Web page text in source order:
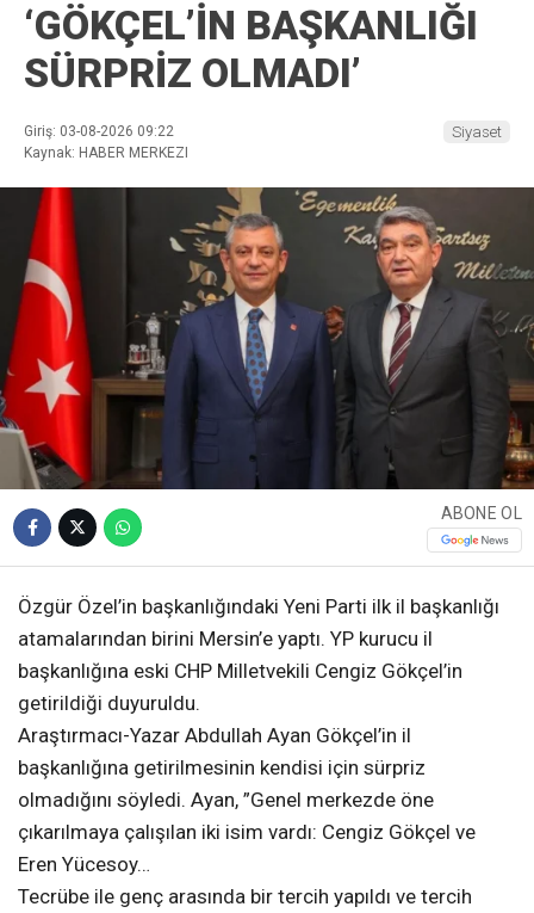
‘GÖKÇEL’İN BAŞKANLIĞI
SÜRPRİZ OLMADI’
Giriş: 03-08-2026 09:22
Kaynak: HABER MERKEZI
Siyaset
ABONE OL
Özgür Özel’in başkanlığındaki Yeni Parti ilk il başkanlığı
atamalarından birini Mersin’e yaptı. YP kurucu il
başkanlığına eski CHP Milletvekili Cengiz Gökçel’in
getirildiği duyuruldu.
Araştırmacı-Yazar Abdullah Ayan Gökçel’in il
başkanlığına getirilmesinin kendisi için sürpriz
olmadığını söyledi. Ayan, ”Genel merkezde öne
çıkarılmaya çalışılan iki isim vardı: Cengiz Gökçel ve
Eren Yücesoy…
Tecrübe ile genç arasında bir tercih yapıldı ve tercih